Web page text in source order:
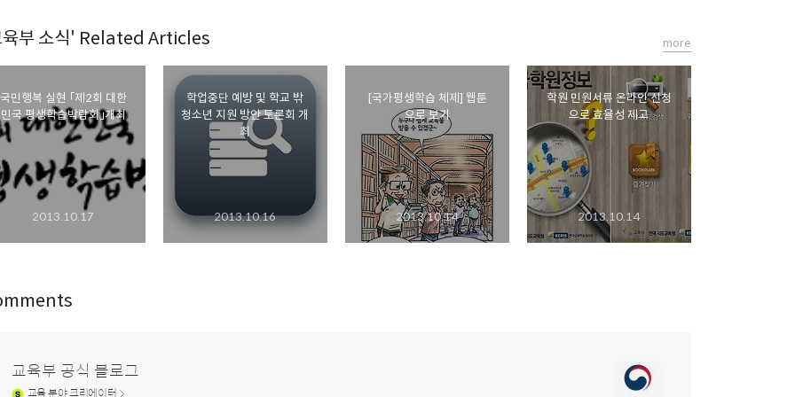
부 소식' Related Articles
국민행복 실현 「제2회 대한
민국 평생학습박람회」개최
2013.10.17
학업중단 예방 및 학교 밖
청소년 지원 방안 토론회 개
최
2013.10.16
[국가평생학습 체제] 웹툰
으로 보기
2013.10.14
학원 민원서류 온라인 신청
으로 효율성 제고
2013.10.14
more
교육부 공식 블로그
교육분야 크리에이터